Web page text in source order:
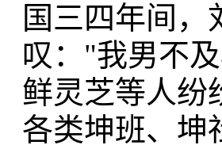
国三四年间，
叹："我男不
鲜灵芝等人纷
各类坤班、坤